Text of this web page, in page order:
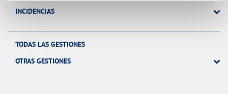
INCIDENCIAS
TODAS LAS GESTIONES
OTRAS GESTIONES